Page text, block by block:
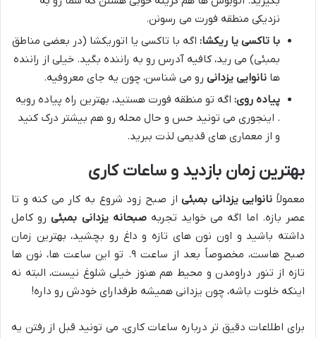
نزدیکی منطقه فورت می رسونن.
با تاکسی یا ریکشا: اگه با تاکسی یا اتوریکشا (در بعضی مناطق
بمبئی) می رید، کافیه آدرس رو به راننده بگید. خیلی از راننده
ها نانوایی یزدانی رو می شناسن، چون یه جای معروفیه.
پیاده روی: اگه تو منطقه فورت هستید، بهترین راه پیاده رویه
. اینجوری می تونید حس و حال محله رو هم بیشتر درک کنید
و از معماری های قدیمی لذت ببرید.
بهترین زمان بازدید و ساعات کاری
معمولاً نانوایی یزدانی بمبئیاز صبح زود شروع به کار می کنه و تا
عصر بازه. اما اگه می خواید تجربهصبحانه یزدانی بمبئیرو کامل
داشته باشید و اون نون های تازه و داغ رو بچشید، بهترین زمان
صبح هاست، مخصوصاً بعد از ساعت ۹. تو این ساعت ها، نون ها
تازه از تنور دراومدن و محیط هم هنوز خیلی شلوغ نیست، البته نه
اینکه خلوت باشه، چون یزدانی همیشه طرفدارای خودش رو داره!
برای اطلاعات دقیق تر درباره ساعات کاری، می تونید قبل از رفتن یه